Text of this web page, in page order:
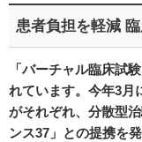
患者負担を軽減
「バーチャル臨床試
れています。今年3月
がそれぞれ、分散型
ンス37」との提携を